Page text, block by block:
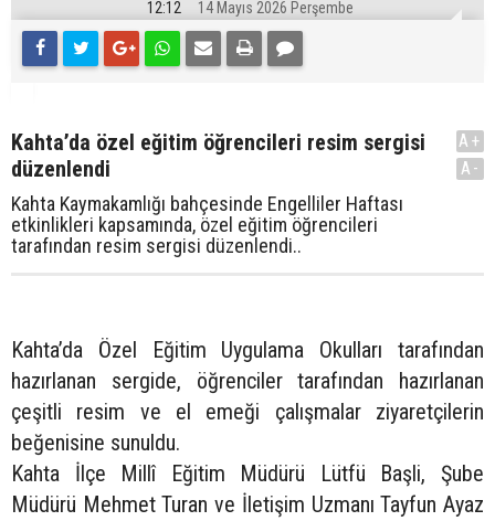
12:12 14 Mayıs 2026 Perşembe
Kahta’da özel eğitim öğrencileri resim sergisi
düzenlendi
Kahta Kaymakamlığı bahçesinde Engelliler Haftası
etkinlikleri kapsamında, özel eğitim öğrencileri
tarafından resim sergisi düzenlendi..
A+
A-
Kahta’da Özel Eğitim Uygulama Okulları tarafından
hazırlanan sergide, öğrenciler tarafından hazırlanan
çeşitli resim ve el emeği çalışmalar ziyaretçilerin
beğenisine sunuldu.
Kahta İlçe Millî Eğitim Müdürü Lütfü Başli, Şube
Müdürü Mehmet Turan ve İletişim Uzmanı Tayfun Ayaz